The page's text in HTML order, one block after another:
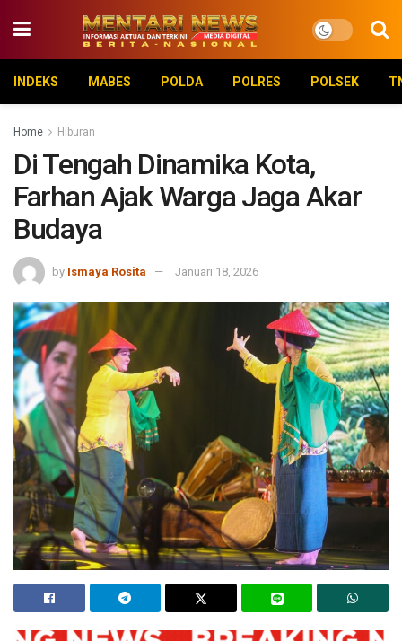
INDEKS MABES POLDA POLRES POLSEK
Home Hiburan
Di Tengah Dinamika Kota,
Farhan Ajak Warga Jaga Akar
Budaya
by Ismaya Rosita Januari 18, 2026